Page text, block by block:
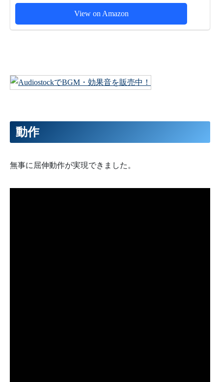
View on Amazon
動作
無事に屈伸動作が実現できました。